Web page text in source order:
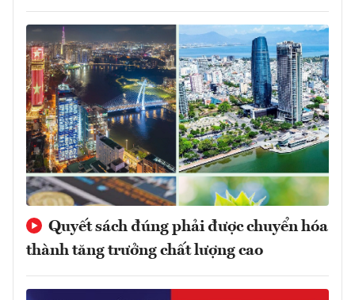
Quyết sách đúng phải được chuyển hóa
thành tăng trưởng chất lượng cao